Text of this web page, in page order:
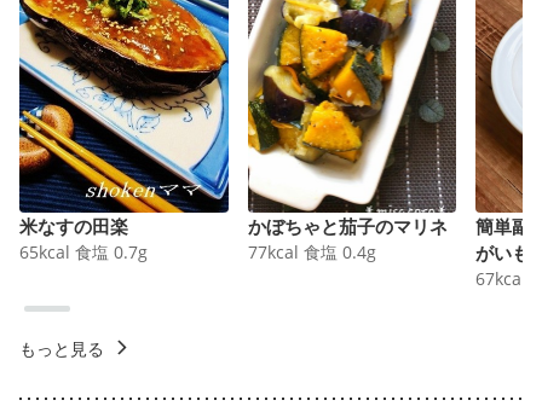
米なすの田楽
65kcal 食塩 0.7g
かぼちゃと茄子のマリネ
77kcal 食塩 0.4g
簡単副
がいも
67kcal
もっと見る